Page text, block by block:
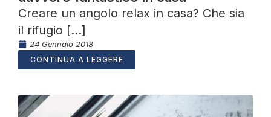
Creare un angolo relax in casa? Che sia
il rifugio [...]
24 Gennaio 2018
CONTINUA A LEGGERE